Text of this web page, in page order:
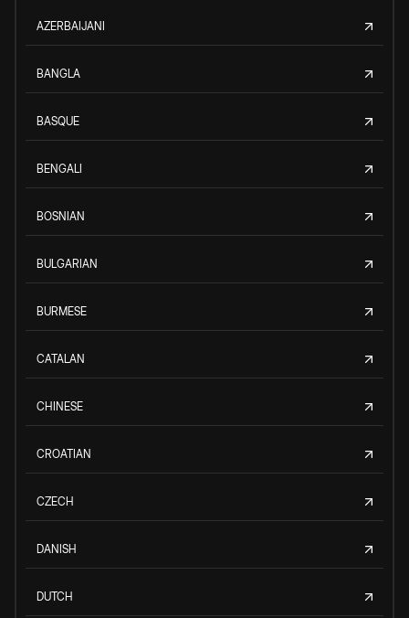
AZERBAIJANI
BANGLA
BASQUE
BENGALI
BOSNIAN
BULGARIAN
BURMESE
CATALAN
CHINESE
CROATIAN
CZECH
DANISH
DUTCH